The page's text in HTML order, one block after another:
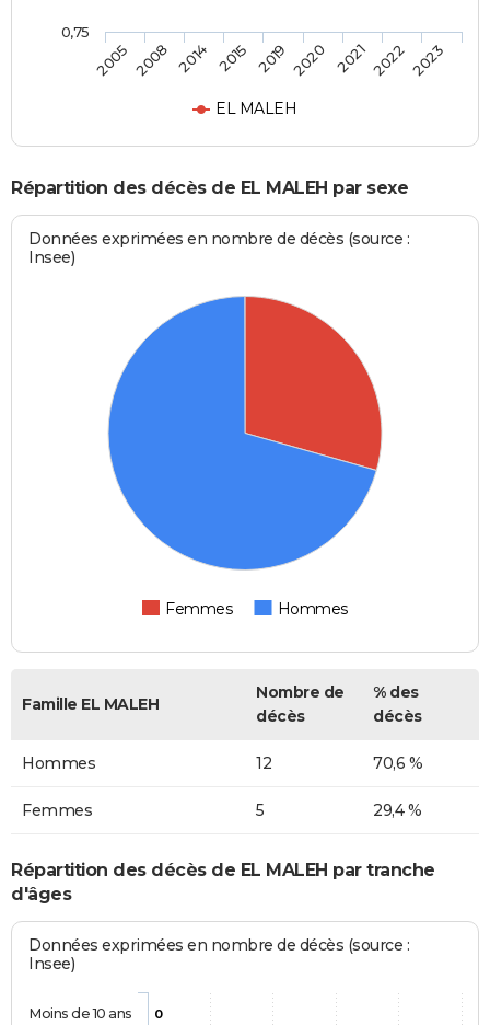
EL MALEH
2005 2008 2014 2015 2019 2020 202120222023
0,75
Répartition des décès de EL MALEH par sexe
Données exprimées en nombre de décès (source :
Insee)
Femmes Hommes
Famille EL MALEH
Nombre de
décès
% des
décès
Hommes 12 70,6 %
Femmes 5 29,4 %
Répartition des décès de EL MALEH par tranche
d'âges
Données exprimées en nombre de décès (source :
Insee)
0
Moins de 10 ans